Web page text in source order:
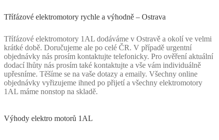
Třífázové elektromotory rychle a výhodně – Ostrava
Třífázové elektromotory 1AL dodáváme v Ostravě a okolí ve velmi
krátké době. Doručujeme ale po celé ČR. V případě urgentní
objednávky nás prosím kontaktujte telefonicky. Pro ověření aktuální
dodací lhůty nás prosím také kontaktujte a vše vám individuálně
upřesníme. Těšíme se na vaše dotazy a emaily. Všechny online
objednávky vyřizujeme ihned po přijetí a všechny elektromotory
1AL máme nonstop na skladě.
Výhody elektro motorů 1AL